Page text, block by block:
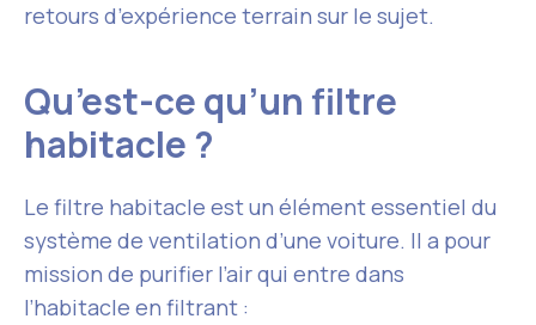
retours d’expérience terrain sur le sujet.
Qu’est-ce qu’un filtre
habitacle ?
Le filtre habitacle est un élément essentiel du
système de ventilation d’une voiture. Il a pour
mission de purifier l’air qui entre dans
l’habitacle en filtrant :